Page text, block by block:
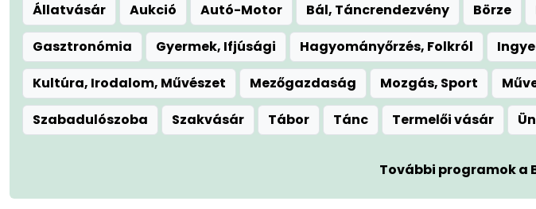
Állatvásár Aukció Autó-Motor Bál, Táncrendezvény Börze
Gasztronómia
Gyermek, Ifjúsági Hagyományőrzés, Folkról
Kultúra, Irodalom, Művészet
Mezőgazdaság Mozgás, Sport
Szabadulószoba
Szakvásár Tábor Tánc Termelői vásár
További programok a